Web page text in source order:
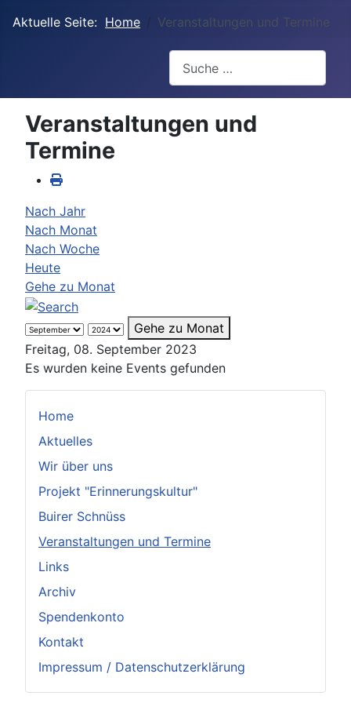
Aktuelle Seite: Home Veranstaltungen und Termine
Home
Aktuelles
Wir über uns
Projekt "Erinnerungskultur"
Buirer Schnüss
Veranstaltungen und Termine
Links
Archiv
Spendenkonto
Kontakt
Impressum / Datenschutzerklärung
Veranstaltungen und
Termine
Nach Jahr
Nach Monat
Nach Woche
Heute
Gehe zu Monat
Gehe zu Monat
Freitag, 08. September 2023
Es wurden keine Events gefunden